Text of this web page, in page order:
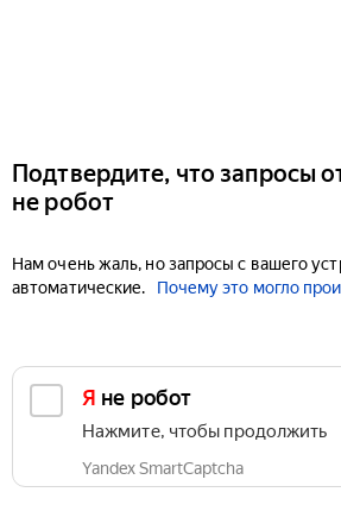
Подтвердите, что запросы
не робот
Нам очень жаль, но запросы с вашего
автоматические.
Почему это могло
Я не робот
Нажмите, чтобы продолжить
Yandex SmartCaptcha